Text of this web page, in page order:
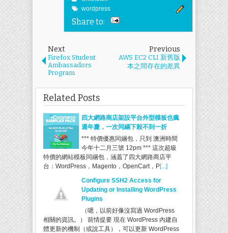
wordpress
Share to:
Next
Firefox Student
Ambassadors
Program
Previous
AWS EC2 CLI 新舊版
本之間存在的差異
Related Posts
四大網路商店架設平台外型模板也瘋
週年慶，一次同綑下殺不到一折
*** 特價優惠同綑包，只到 澳洲時間
今年十二月三號 12pm *** 這次超級
特價的網站模板同綑包，涵蓋了四大網路商店平
台：WordPress，Magento，OpenCart，P[...]
Configure SSH2 Access for
Updating or Installing WordPress
Plugins
（嗯，以前好像沒寫過 WordPress
相關的資訊。） 前情提要 現在 WordPress 內建自
體更新的機制（或說工具），可以更新 WordPress